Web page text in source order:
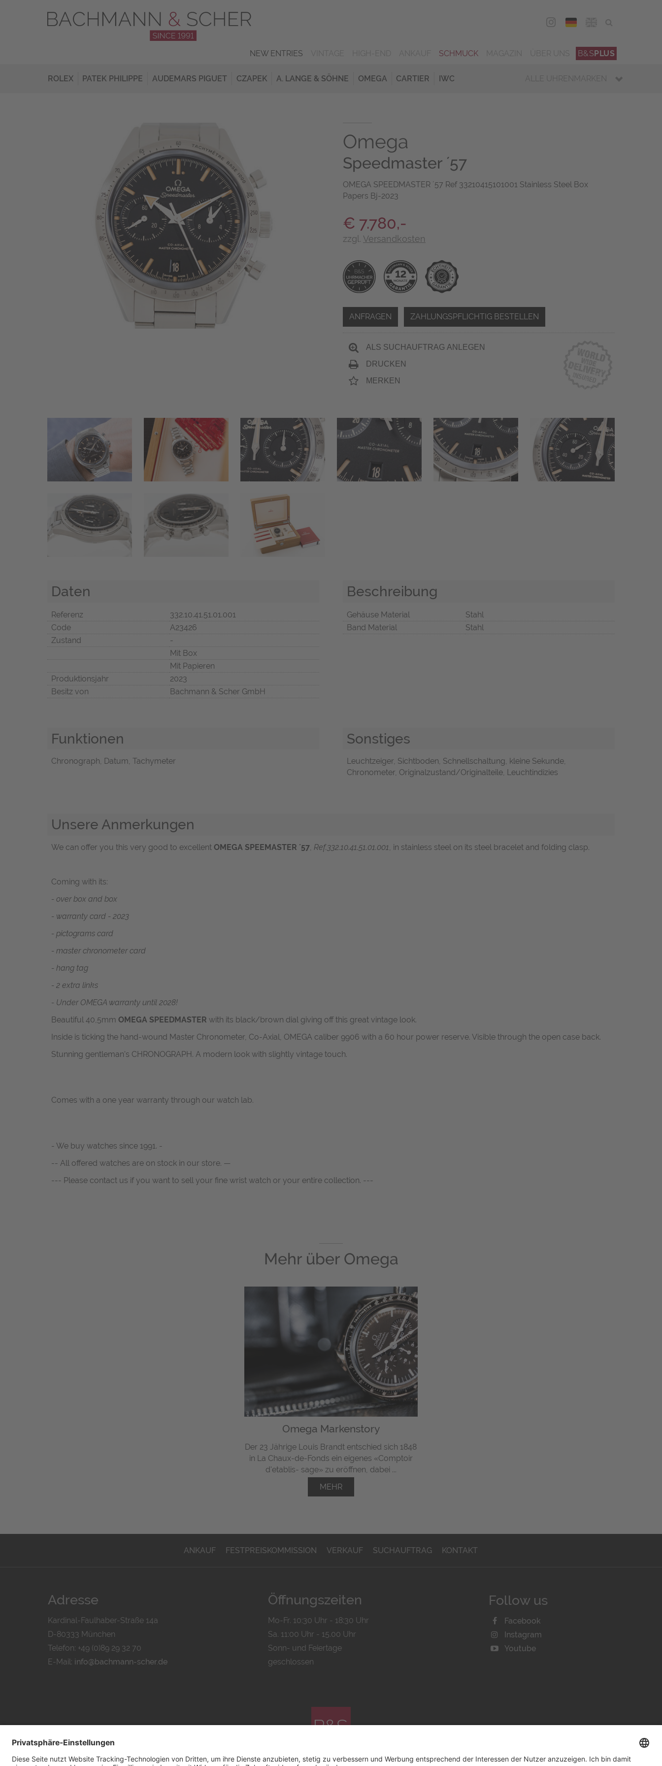
DEU
NEW ENTRIES SCHMUCK B&SPLUS
ROLEX PATEK PHILIPPE AUDEMARS PIGUET CZAPEK A. LANGE & SÖHNE OMEGA CARTIER IWC ALLE UHRENMARKEN
Omega
Speedmaster ´57
OMEGA SPEEDMASTER ´57 Ref 33210415101001 Stainless Steel Box
Papers Bj-2023
€ 7.780,-
zzgl. Versandkosten
ANFRAGEN ZAHLUNGSPFLICHTIG BESTELLEN
ALS SUCHAUFTRAG ANLEGEN
DRUCKEN
MERKEN
Daten
Referenz
332.10.41.51.01.001
Code
A23426
Zustand
-
Mit Box
Mit Papieren
Produktionsjahr
2023
Besitz von
Bachmann & Scher GmbH
Beschreibung
Gehäuse Material
Stahl
Band Material
Stahl
Funktionen
Chronograph, Datum, Tachymeter
Sonstiges
Leuchtzeiger, Sichtboden, Schnellschaltung, kleine Sekunde,
Chronometer, Originalzustand/Originalteile, Leuchtindizies
Unsere Anmerkungen
We can offer you this very good to excellent OMEGA SPEEMASTER ´57, Ref.332.10.41.51.01.001, in stainless steel on its steel bracelet and folding clasp.
Coming with its:
- over box and box
- warranty card - 2023
- pictograms card
- master chronometer card
- hang tag
- 2 extra links
- Under OMEGA warranty until 2028!
Beautiful 40,5mm OMEGA SPEEDMASTER with its black/brown dial giving off this great vintage look.
Inside is ticking the hand-wound Master Chronometer, Co-Axial, OMEGA caliber 9906 with a 60 hour power reserve. Visible through the open case back.
Stunning gentleman's CHRONOGRAPH. A modern look with slightly vintage touch.
Comes with a one year warranty through our watch lab.
- We buy watches since 1991. -
-- All offered watches are on stock in our store. —
--- Please contact us if you want to sell your fine wrist watch or your entire collection. ---
Mehr über Omega
Omega Markenstory
Der 23 Jährige Louis Brandt entschied sich 1848
in La Chaux-de-Fonds ein eigenes «Comptoir
d'etablis- sage» zu eröffnen, dabei ...
MEHR
ANKAUF FESTPREISKOMMISSION VERKAUF SUCHAUFTRAG KONTAKT
Adresse
Kardinal-Faulhaber-Straße 14a
D-80333 München
Telefon: +49 (0)89 29 32 70
E-Mail: info@bachmann-scher.de
Öffnungszeiten
Mo-Fr. 10:30 Uhr - 18:30 Uhr
Sa. 11:00 Uhr - 15.00 Uhr
Sonn- und Feiertage
geschlossen
Follow us
Facebook
Instagram
Youtube
© 2026 by Bachmann & Scher GmbH / Watchandco GmbH